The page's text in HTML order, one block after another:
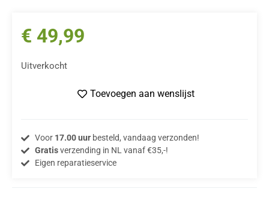
€ 49,99
Uitverkocht
Toevoegen aan wenslijst
Voor 17.00 uurbesteld, vandaag verzonden!
Gratisverzending in NL vanaf €35,-!
Eigen reparatieservice